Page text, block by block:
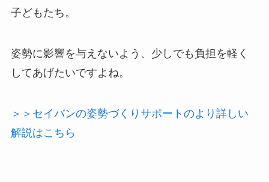
子どもたち。
姿勢に影響を与えないよう、少しでも負担を軽く
してあげたいですよね。
＞＞セイバンの姿勢づくりサポートのより詳しい
解説はこちら